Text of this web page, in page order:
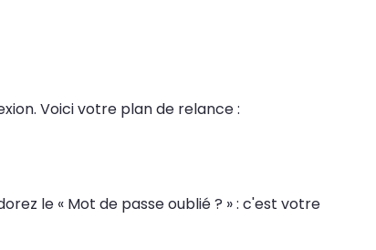
Voici votre plan de relance :
le « Mot de passe oublié ? » : c'est votre